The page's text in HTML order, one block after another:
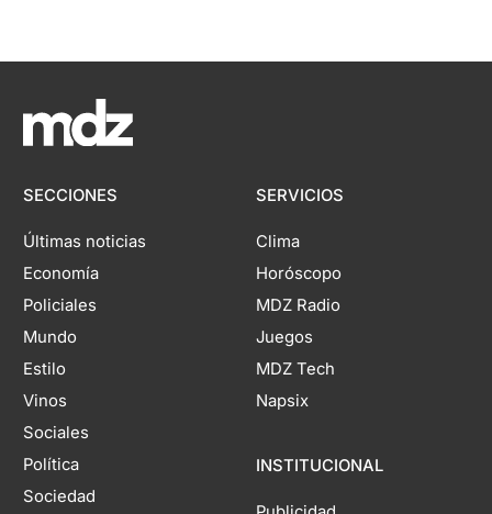
SECCIONES
Últimas noticias
Economía
Policiales
Mundo
Estilo
Vinos
Sociales
Política
Sociedad
SERVICIOS
Clima
Horóscopo
MDZ Radio
Juegos
MDZ Tech
Napsix
INSTITUCIONAL